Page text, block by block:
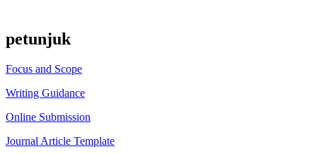
petunjuk
Focus and Scope
Writing Guidance
Online Submission
Journal Article Template